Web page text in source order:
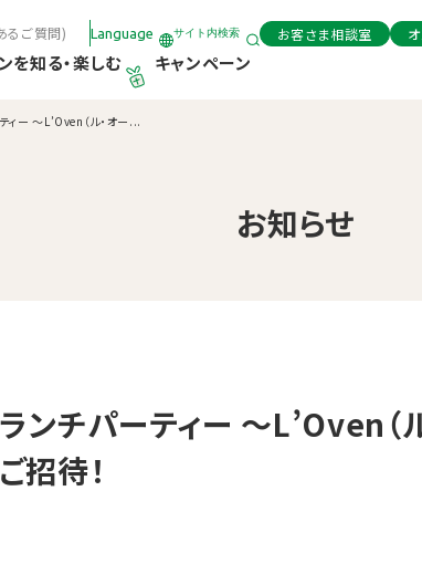
を知る・楽しむ キャンペーン
サイト内検索
Language
るご質問) お客さま相談室
ィー 〜L’Oven（ル・オー...
お知らせ
ンチパーティー 〜L’Oven（
招待！